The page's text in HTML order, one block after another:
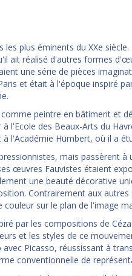
les plus éminents du XXe
ait réalisé d'autres formes
une série de pièces
et était à l'époque inspiré
peintre en bâtiment et
l'Ecole des Beaux-Arts du
l'Académie Humbert, où il a
mais passèrent
œuvres Fauvistes étaient
une beauté décorative
Contrairement aux
sur le plan de l'image
par les compositions de
et les styles de ce
Picasso, réussissant à
conventionnelle de